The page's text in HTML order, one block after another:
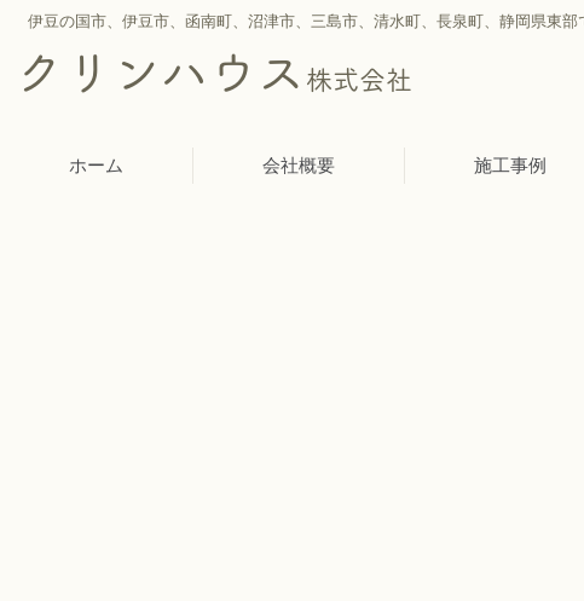
伊豆の国市、伊豆市、函南町、沼津市、三島市、 清水町、 長泉町、静岡県東部
クリンハウス 株式会社
ホーム 会社概要 施工事例